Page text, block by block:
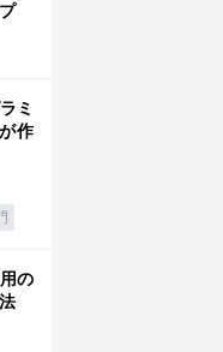
ミ
作
の